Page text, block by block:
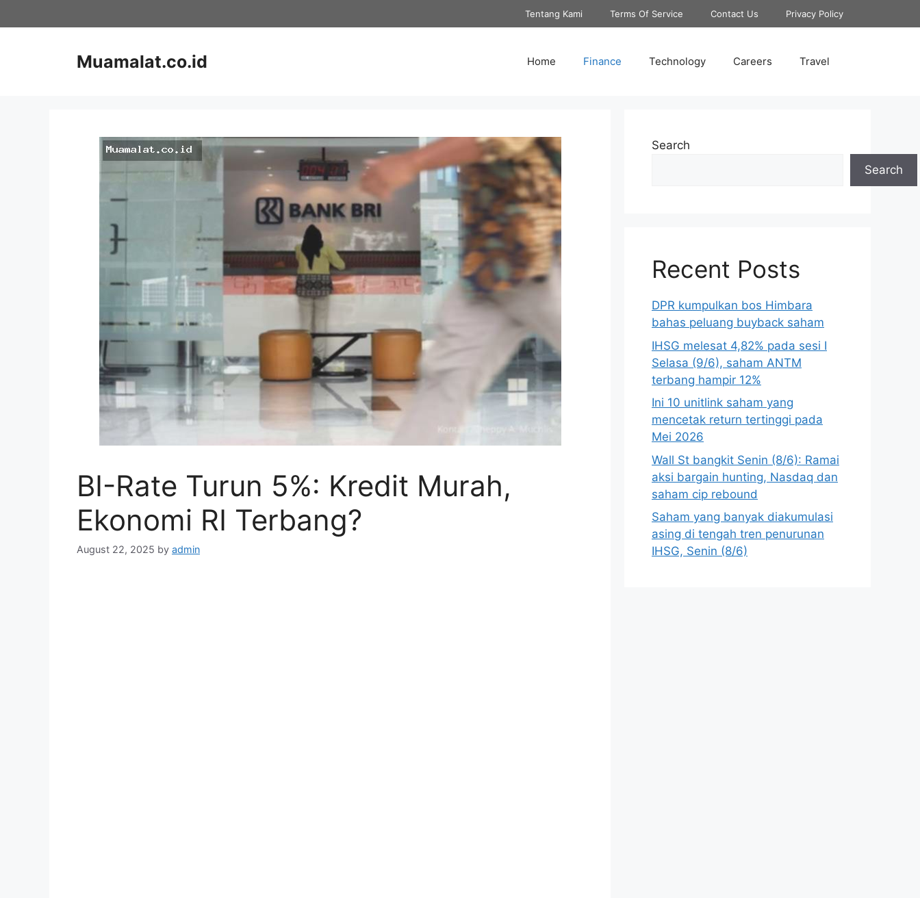
to
Tentang Kami Terms Of Service Contact Us Privacy Policy
Muamalat.co.id Home Finance Technology Careers Travel
BI-Rate Turun 5%: Kredit Murah,
Ekonomi RI Terbang?
August 22, 2025 by admin
Search
Search
Recent Posts
DPR kumpulkan bos Himbara
bahas peluang buyback saham
IHSG melesat 4,82% pada sesi I
Selasa (9/6), saham ANTM
terbang hampir 12%
Ini 10 unitlink saham yang
mencetak return tertinggi pada
Mei 2026
Wall St bangkit Senin (8/6): Ramai
aksi bargain hunting, Nasdaq dan
saham cip rebound
Saham yang banyak diakumulasi
asing di tengah tren penurunan
IHSG, Senin (8/6)